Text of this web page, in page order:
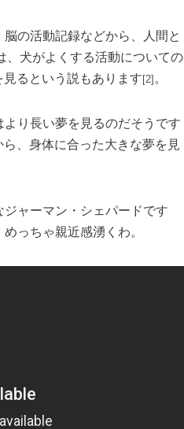
の活動記録などから、人間と
、犬がよくする活動についての
見るという説もあります[2] 。
り長い夢を見るのだそうです
、身体に合った大きな夢を見
ャーマン・シェパードです
っちゃ親近感湧くわ。